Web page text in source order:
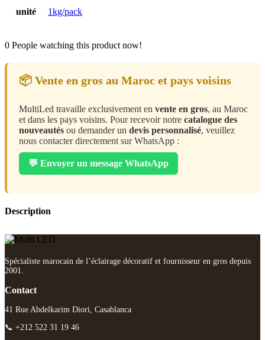
unité 1kg/pack
0 People watching this product now!
📦 Vente en gros au Maroc et pays voisins
MultiLed travaille exclusivement en vente en gros, au Maroc
et dans les pays voisins. Pour recevoir notre catalogue des
nouveautés ou demander un devis personnalisé, veuillez
nous contacter directement sur WhatsApp :
💬 Envoyer un message WhatsApp
Description
Spécialiste marocain de l’éclairage décoratif et fournisseur en gros depuis
2001.
Contact
41 Rue Abdelkarim Diori, Casablanca
📞 +212 522 31 19 46